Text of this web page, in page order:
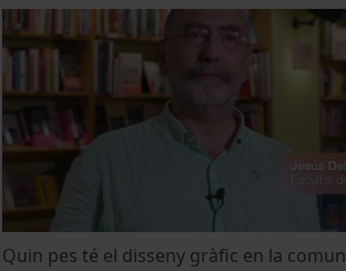
Quin pes té el disseny gràfic en la